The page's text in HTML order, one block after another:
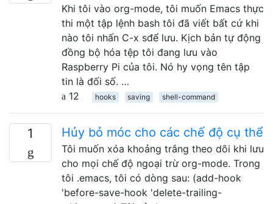
Khi tôi vào org-mode, tôi muốn Emacs thực
thi một tập lệnh bash tôi đã viết bất cứ khi
nào tôi nhấn C-x sđể lưu. Kịch bản tự động
đồng bộ hóa tệp tôi đang lưu vào
Raspberry Pi của tôi. Nó hy vọng tên tập
tin là đối số. …
12
hooks saving shell-command
1 Hủy bỏ móc cho các chế độ cụ thể
Tôi muốn xóa khoảng trắng theo dõi khi lưu
cho mọi chế độ ngoại trừ org-mode. Trong
tôi .emacs, tôi có dòng sau: (add-hook
'before-save-hook 'delete-trailing-